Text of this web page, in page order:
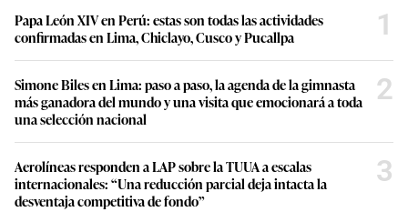
Papa León XIV en Perú: estas son todas las actividades
confirmadas en Lima, Chiclayo, Cusco y Pucallpa
1
Simone Biles en Lima: paso a paso, la agenda de la gimnasta
más ganadora del mundo y una visita que emocionará a toda
una selección nacional
2
Aerolíneas responden a LAP sobre la TUUA a escalas
internacionales: “Una reducción parcial deja intacta la
desventaja competitiva de fondo”
3